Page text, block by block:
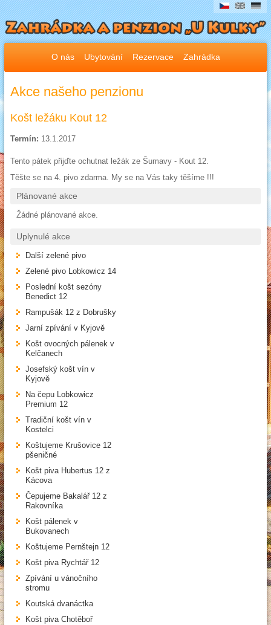
O nás Ubytování Rezervace Zahrádka
Akce našeho penzionu
Košt ležáku Kout 12
Termín: 13.1.2017
Tento pátek přijďte ochutnat ležák ze Šumavy - Kout 12.
Těšte se na 4. pivo zdarma. My se na Vás taky těšíme !!!
Plánované akce
Žádné plánované akce.
Uplynulé akce
Další zelené pivo
Zelené pivo Lobkowicz 14
Poslední košt sezóny
Benedict 12
Rampušák 12 z Dobrušky
Jarní zpívání v Kyjově
Košt ovocných pálenek v
Kelčanech
Josefský košt vín v
Kyjově
Na čepu Lobkowicz
Premium 12
Tradiční košt vín v
Kostelci
Koštujeme Krušovice 12
pšeničné
Košt piva Hubertus 12 z
Kácova
Čepujeme Bakalář 12 z
Rakovníka
Košt pálenek v
Bukovanech
Koštujeme Pernštejn 12
Košt piva Rychtář 12
Zpívání u vánočního
stromu
Koutská dvanáctka
Košt piva Chotěboř